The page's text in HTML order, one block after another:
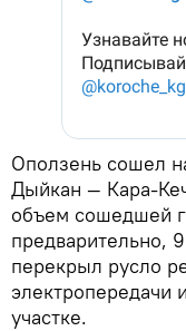
Оползень сошел
Дыйкан — Кара-
объем сошедшей
предварительно,
перекрыл русло
электропередачи
участке.